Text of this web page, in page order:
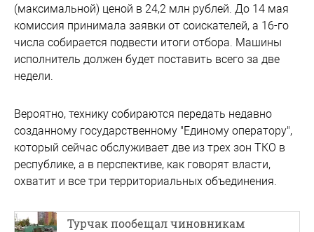
(максимальной) ценой в 24,2 млн рублей. До 14 мая
комиссия принимала заявки от соискателей, а 16-го
числа собирается подвести итоги отбора. Машины
исполнитель должен будет поставить всего за две
недели.
Вероятно, технику собираются передать недавно
созданному государственному "Единому оператору",
который сейчас обслуживает две из трех зон ТКО в
республике, а в перспективе, как говорят власти,
охватит и все три территориальных объединения.
Турчак пообещал чиновникам